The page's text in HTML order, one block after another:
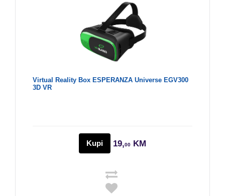
Virtual Reality Box ESPERANZA Universe EGV300
3D VR
Kupi 19,00 KM